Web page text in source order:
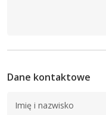
Dane kontaktowe